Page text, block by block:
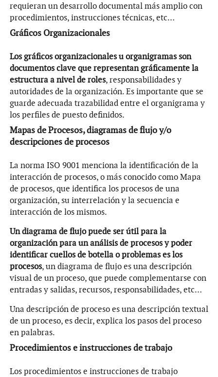
requieran un desarrollo documental más amplio con
procedimientos, instrucciones técnicas, etc…
Gráficos Organizacionales
Los gráficos organizacionales u organigramas son
documentos clave que representan gráficamente la
estructura a nivel de roles, responsabilidades y
autoridades de la organización. Es importante que se
guarde adecuada trazabilidad entre el organigrama y
los perfiles de puesto definidos.
Mapas de Procesos, diagramas de flujo y/o
descripciones de procesos
La norma ISO 9001 menciona la identificación de la
interacción de procesos, o más conocido como Mapa
de procesos, que identifica los procesos de una
organización, su interrelación y la secuencia e
interacción de los mismos.
Un diagrama de flujo puede ser útil para la
organización para un análisis de procesos y poder
identificar cuellos de botella o problemas es los
procesos, un diagrama de flujo es una descripción
visual de un proceso, que puede complementarse con
entradas y salidas, recursos, responsabilidades, etc…
Una descripción de proceso es una descripción textual
de un proceso, es decir, explica los pasos del proceso
en palabras.
Procedimientos e instrucciones de trabajo
Los procedimientos e instrucciones de trabajo